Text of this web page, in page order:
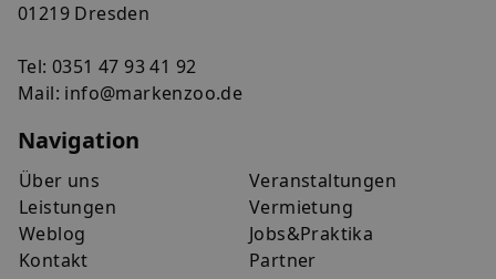
01219 Dresden
Tel:0351 47 93 41 92
Mail: info@markenzoo.de
Navigation
Über uns
Leistungen
Weblog
Kontakt
Veranstaltungen
Vermietung
Jobs&Praktika
Partner